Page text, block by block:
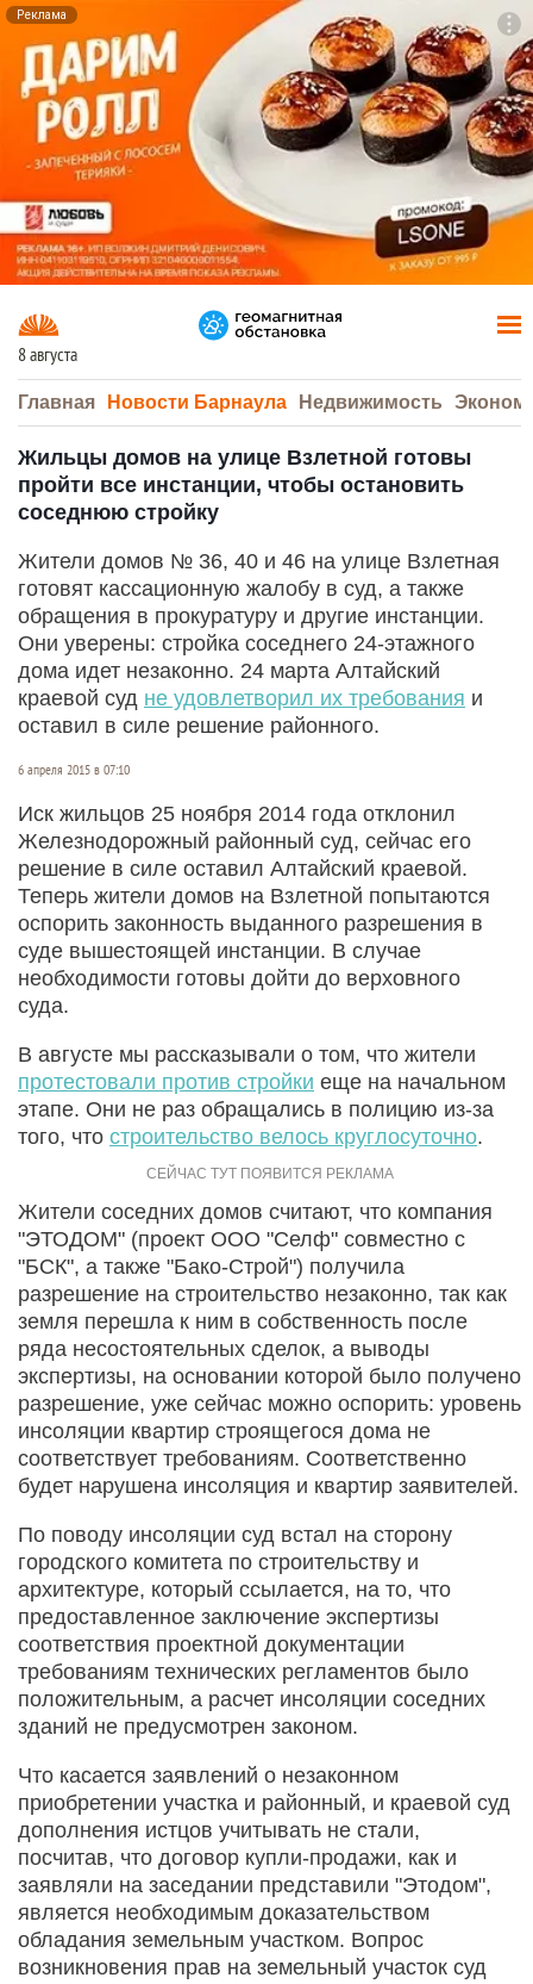
Реклама
8 августа
Главная Новости Барнаула Недвижимость
Жильцы домов на улице Взлетной готовы
пройти все инстанции, чтобы остановить
соседнюю стройку
Жители домов № 36, 40 и 46 на улице Взлетная
готовят кассационную жалобу в суд, а также
обращения в прокуратуру и другие инстанции.
Они уверены: стройка соседнего 24-этажного
дома идет незаконно. 24 марта Алтайский
краевой суд не удовлетворил их требования и
оставил в силе решение районного.
6 апреля 2015 в 07:10
Иск жильцов 25 ноября 2014 года отклонил
Железнодорожный районный суд, сейчас его
решение в силе оставил Алтайский краевой.
Теперь жители домов на Взлетной попытаются
оспорить законность выданного разрешения в
суде вышестоящей инстанции. В случае
необходимости готовы дойти до верховного
суда.
В августе мы рассказывали о том, что жители
протестовали против стройки еще на начальном
этапе. Они не раз обращались в полицию из-за
того, что строительство велось круглосуточно.
Жители соседних домов считают, что компания
"ЭТОДОМ" (проект ООО "Селф" совместно с
"БСК", а также "Бако-Строй") получила
разрешение на строительство незаконно, так как
земля перешла к ним в собственность после
ряда несостоятельных сделок, а выводы
экспертизы, на основании которой было получено
разрешение, уже сейчас можно оспорить: уровень
инсоляции квартир строящегося дома не
соответствует требованиям. Соответственно
будет нарушена инсоляция и квартир заявителей.
По поводу инсоляции суд встал на сторону
городского комитета по строительству и
архитектуре, который ссылается, на то, что
предоставленное заключение экспертизы
соответствия проектной документации
требованиям технических регламентов было
положительным, а расчет инсоляции соседних
зданий не предусмотрен законом.
Что касается заявлений о незаконном
приобретении участка и районный, и краевой суд
дополнения истцов учитывать не стали,
посчитав, что договор купли-продажи, как и
заявляли на заседании представили "Этодом",
является необходимым доказательством
обладания земельным участком. Вопрос
возникновения прав на земельный участок суд